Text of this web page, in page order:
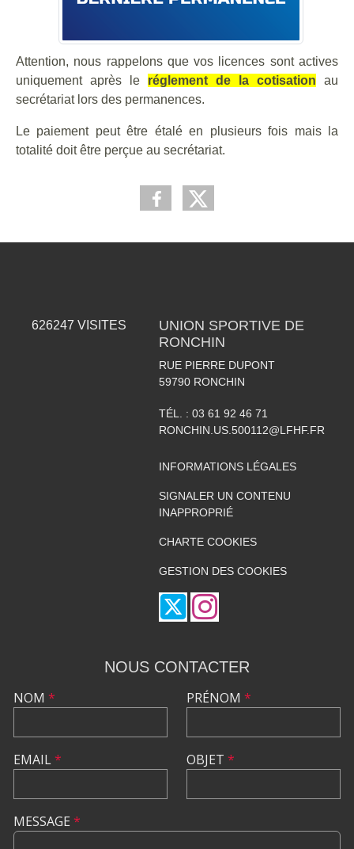
Attention, nous rappelons que vos licences sont actives
uniquement après le réglement de la cotisation au
secrétariat lors des permanences.
Le paiement peut être étalé en plusieurs fois mais la
totalité doit être perçue au secrétariat.
626247 VISITES
UNION SPORTIVE DE
RONCHIN
RUE PIERRE DUPONT
59790 RONCHIN
TÉL. : 03 61 92 46 71
RONCHIN.US.500112@LFHF.FR
INFORMATIONS LÉGALES
SIGNALER UN CONTENU
INAPPROPRIÉ
CHARTE COOKIES
GESTION DES COOKIES
NOUS CONTACTER
NOM *
EMAIL*
PRÉNOM *
OBJET *
MESSAGE *